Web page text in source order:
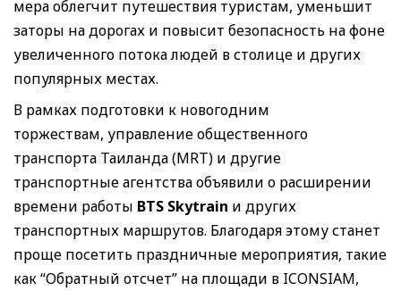
мера облегчит путешествия туристам, уменьшит
заторы на дорогах и повысит безопасность на фоне
увеличенного потока людей в столице и других
популярных местах.
В рамках подготовки к новогодним
торжествам, управление общественного
транспорта Таиланда (MRT) и другие
транспортные агентства объявили о расширении
времени работы BTS Skytrain и других
транспортных маршрутов. Благодаря этому станет
проще посетить праздничные мероприятия, такие
как “Обратный отсчет” на площади в ICONSIAM,